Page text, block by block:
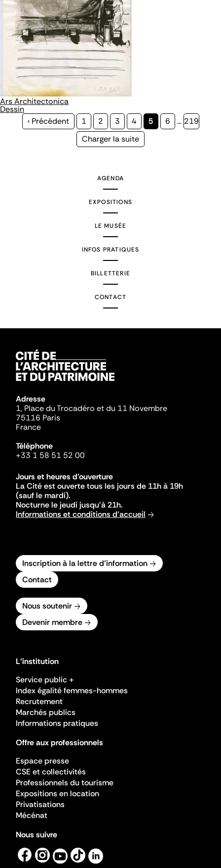
Ars Architectonica
Dessin
Page
‹ Précédent Page
1 Page
2 Page
3 Page
4
Page
5 Page
6 … Page
219
Page
Charger la suite
AGENDA
EXPOSITIONS
LE MUSÉE
INFOS PRATIQUES
BILLETTERIE
CONTACT
Adresse
1, Place du Trocadéro et du 11 Novembre
75116 Paris
France
Téléphone
+33 1 58 51 52 00
Jours et heures d'ouverture
La Cité est ouverte tous les jours de 11h à 19h
(sauf le mardi).
Nocturne le jeudi jusqu'à 21h.
Informations et conditions d'accueil
Inscription à la lettre d'information
Contact
Nous soutenir
Devenir membre
L'institution
Service public +
Index égalité femmes-hommes
Recrutement
Marchés publics
Informations pratiques
Offre aux professionnels
Espace presse
CSE et collectivités
Professionnels du tourisme
Expositions en location
Privatisations
Mécénat
Nous suivre